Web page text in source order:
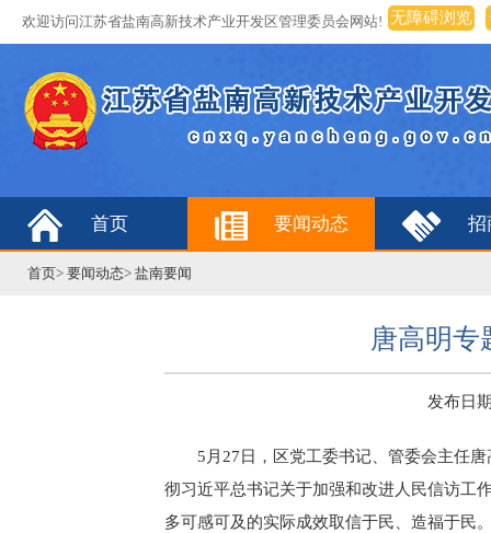
欢迎访问江苏省盐南高新技术产业开发区管理委员会网站! 无障碍浏览
首页 要闻动态 招
首页> 要闻动态> 盐南要闻
唐高明专
发布日
5月27日，区党工委书记、管委会主任
彻习近平总书记关于加强和改进人民信访工
多可感可及的实际成效取信于民、造福于民